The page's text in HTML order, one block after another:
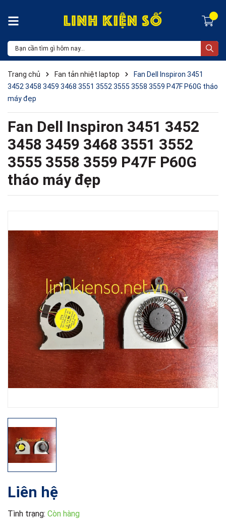
Trang chủ Fan tản nhiệt laptop
Fan Dell Inspiron 3451
3452 3458 3459 3468 3551 3552 3555 3558 3559 P47F P60G tháo
máy đẹp
Fan Dell Inspiron 3451 3452
3458 3459 3468 3551 3552
3555 3558 3559 P47F P60G
tháo máy đẹp
Liên hệ
Tình trạng: Còn hàng